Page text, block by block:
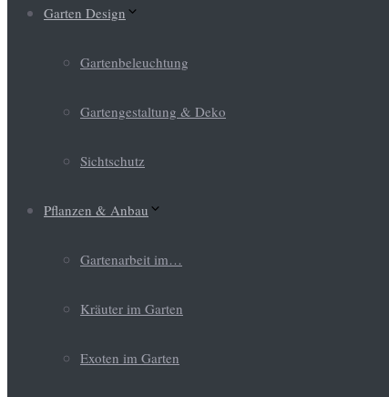
Garten Design
Gartenbeleuchtung
Gartengestaltung & Deko
Sichtschutz
Pflanzen & Anbau
Gartenarbeit im…
Kräuter im Garten
Exoten im Garten